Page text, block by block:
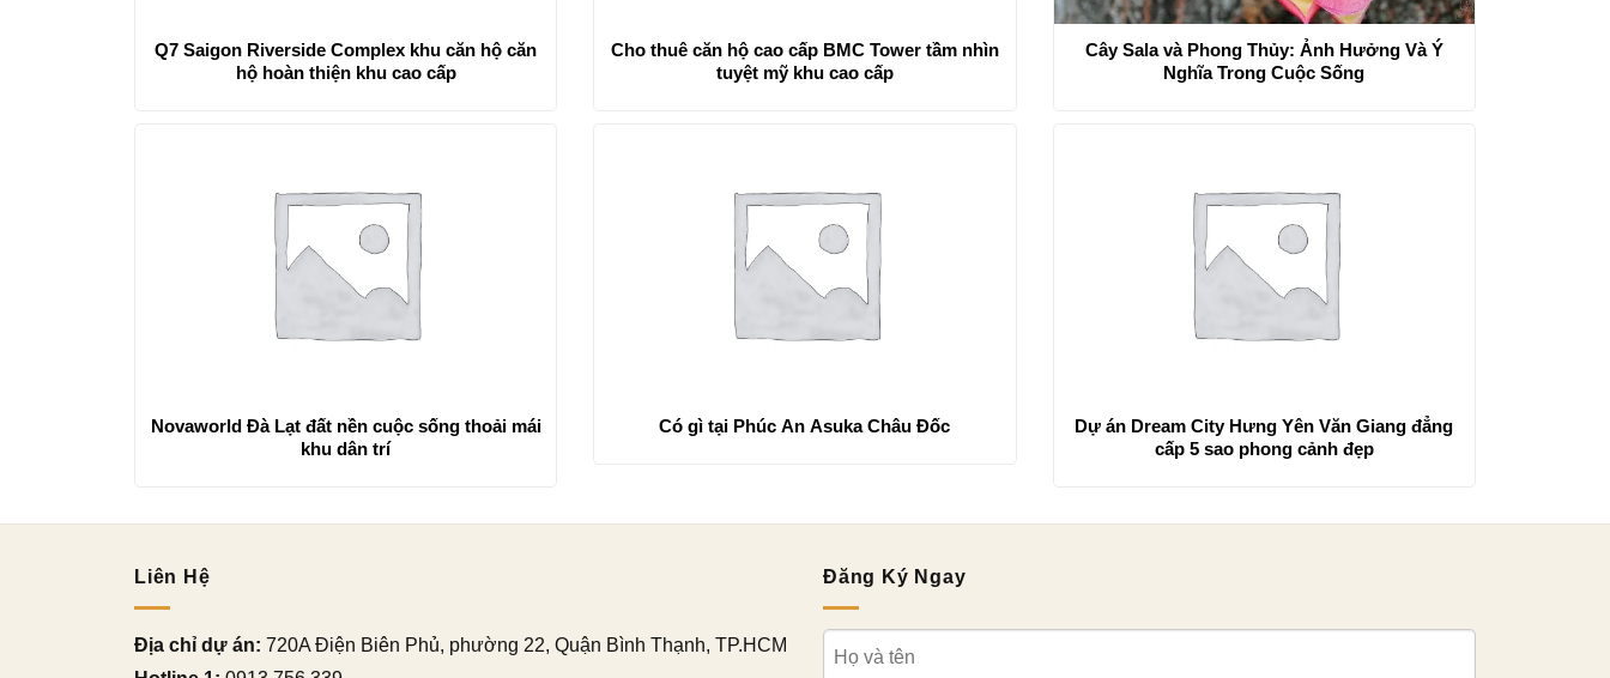
Q7 Saigon Riverside Complex khu căn hộ căn
hộ hoàn thiện khu cao cấp
Cho thuê căn hộ cao cấp BMC Tower tầm nhìn
tuyệt mỹ khu cao cấp
Cây Sala và Phong Thủy: Ảnh Hưởng Và Ý
Nghĩa Trong Cuộc Sống
Novaworld Đà Lạt đất nền cuộc sống thoải mái
khu dân trí
Có gì tại Phúc An Asuka Châu Đốc
Dự án Dream City Hưng Yên Văn Giang đẳng
cấp 5 sao phong cảnh đẹp
Liên Hệ
Địa chỉ dự án: 720A Điện Biên Phủ, phường 22, Quận Bình Thạnh, TP.HCM
Đăng Ký Ngay